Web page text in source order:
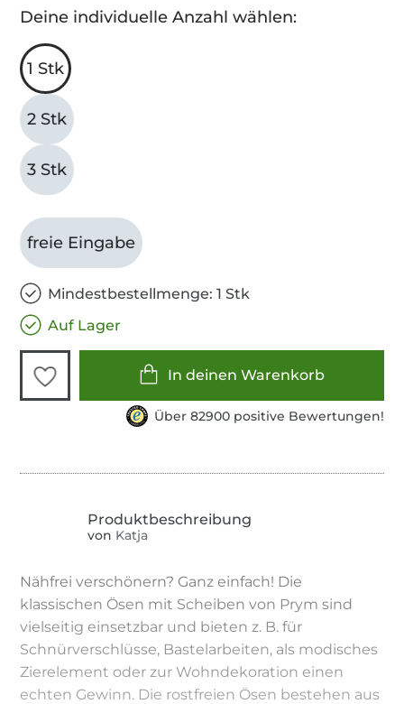
Deine individuelle Anzahl wählen:
1 Stk
2 Stk
3 Stk
freie Eingabe
Mindestbestellmenge: 1 Stk
Auf Lager
In deinen Warenkorb
Über 82900 positive Bewertungen!
von Katja
Nähfrei verschönern? Ganz einfach! Die
klassischen Ösen mit Scheiben von Prym sind
vielseitig einsetzbar und bieten z. B. für
Schnürverschlüsse, Bastelarbeiten, als modisches
Zierelement oder zur Wohndekoration einen
echten Gewinn. Die rostfreien Ösen bestehen aus